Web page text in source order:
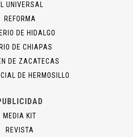
UNIVERSAL
REFORMA
DE HIDALGO
DE CHIAPAS
DE ZACATECAS
DE HERMOSILLO
MEDIA KIT
REVISTA